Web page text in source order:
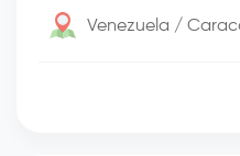
Venezuela /